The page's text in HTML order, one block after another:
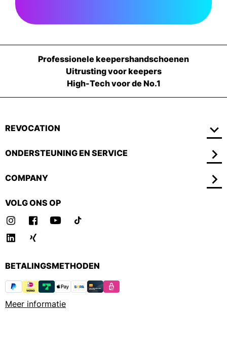
Professionele keepershandschoenen
Uitrusting voor keepers
High-Tech voor de No.1
REVOCATION
ONDERSTEUNING EN SERVICE
COMPANY
VOLG ONS OP
BETALINGSMETHODEN
Meer informatie